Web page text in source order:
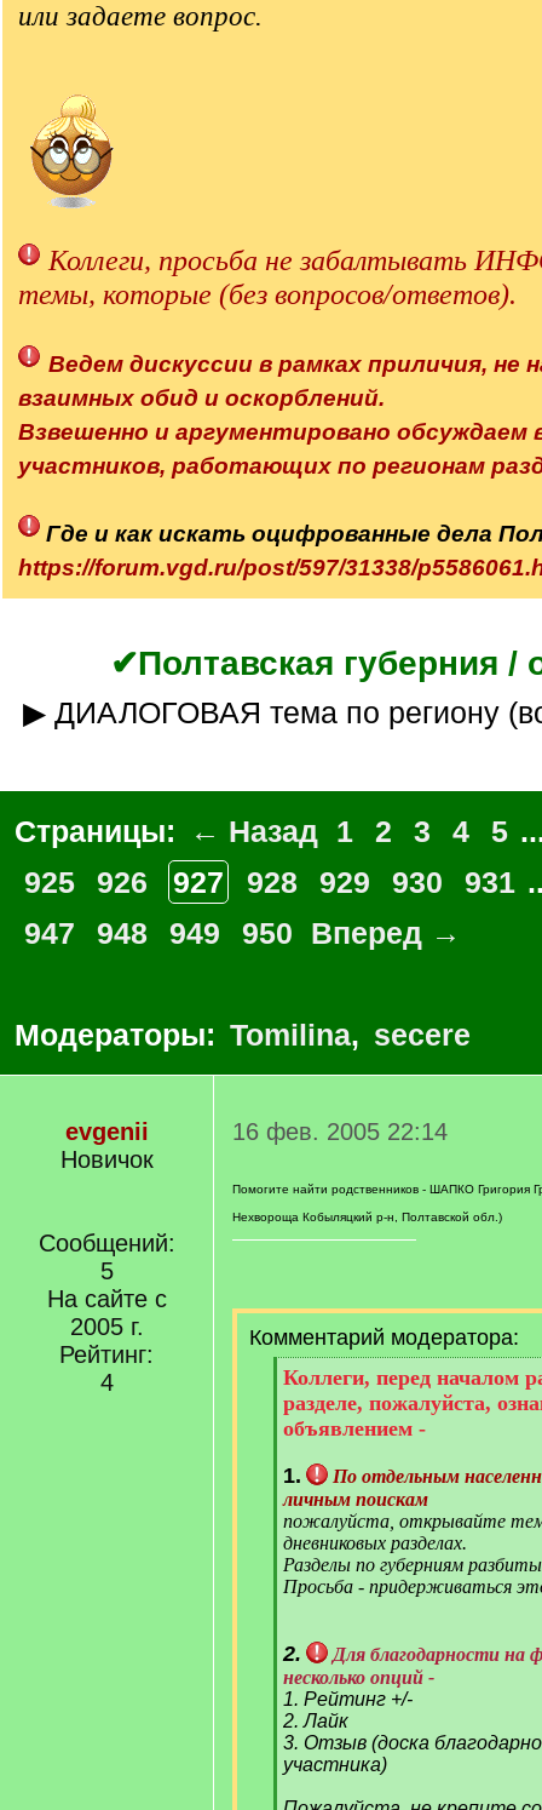
или задаете вопрос.
Коллеги, просьба не забалтывать
темы, которые (без вопросов/ответов).
Ведем дискуссии в рамках приличия, не
взаимных обид и оскорблений.
Взвешенно и аргументировано
участников, работающих по регионам
Где и как искать оцифрованные дела
https://forum.vgd.ru/post/597/31338/
✔Полтавская губерния /
▶ ДИАЛОГОВАЯ тема по региону
Страницы: ← Назад 1 2 3 4 5
925
926 927 928 929 930 931
947
948 949 950 Вперед →
Модераторы: Tomilina, secere
evgenii
Новичок
Сообщений:
5
На сайте с
2005 г.
Рейтинг:
4
16 фев. 2005 22:14
Помогите найти родственников - ШАПКО Григория
Нехвороща Кобыляцкий р-н, Полтавской обл.)
Комментарий модератора:
[
q
]
Коллеги, перед началом
разделе, пожалуйста,
объявлением -
1.
По отдельным
личным поискам
пожалуйста, открывайте
дневниковых разделах.
Разделы по губерниям
Просьба - придерживаться
2.
Для благодарности на
несколько опций -
1. Рейтинг +/-
2. Лайк
3. Отзыв (доска
участника)